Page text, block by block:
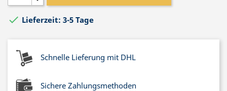
 Lieferzeit: 3-5 Tage
Schnelle Lieferung mit DHL
Sichere Zahlungsmethoden